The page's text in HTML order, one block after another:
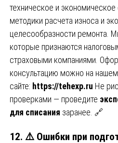
техническое и
методики расчета износа и
целесообразности ремонта.
которые признаются
страховыми компаниями.
консультацию можно на нашем
сайте: https://tehexp.ru Не
проверками — проведите
для списания заранее. 🔗
12. ⚠️ Ошибки при